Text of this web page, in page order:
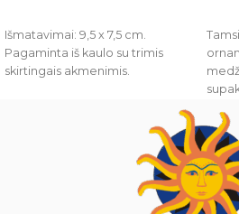
Išmatavimai: 9,5 x 7,5 cm.
Pagaminta iš kaulo su trimis
skirtingais akmenimis.
kad